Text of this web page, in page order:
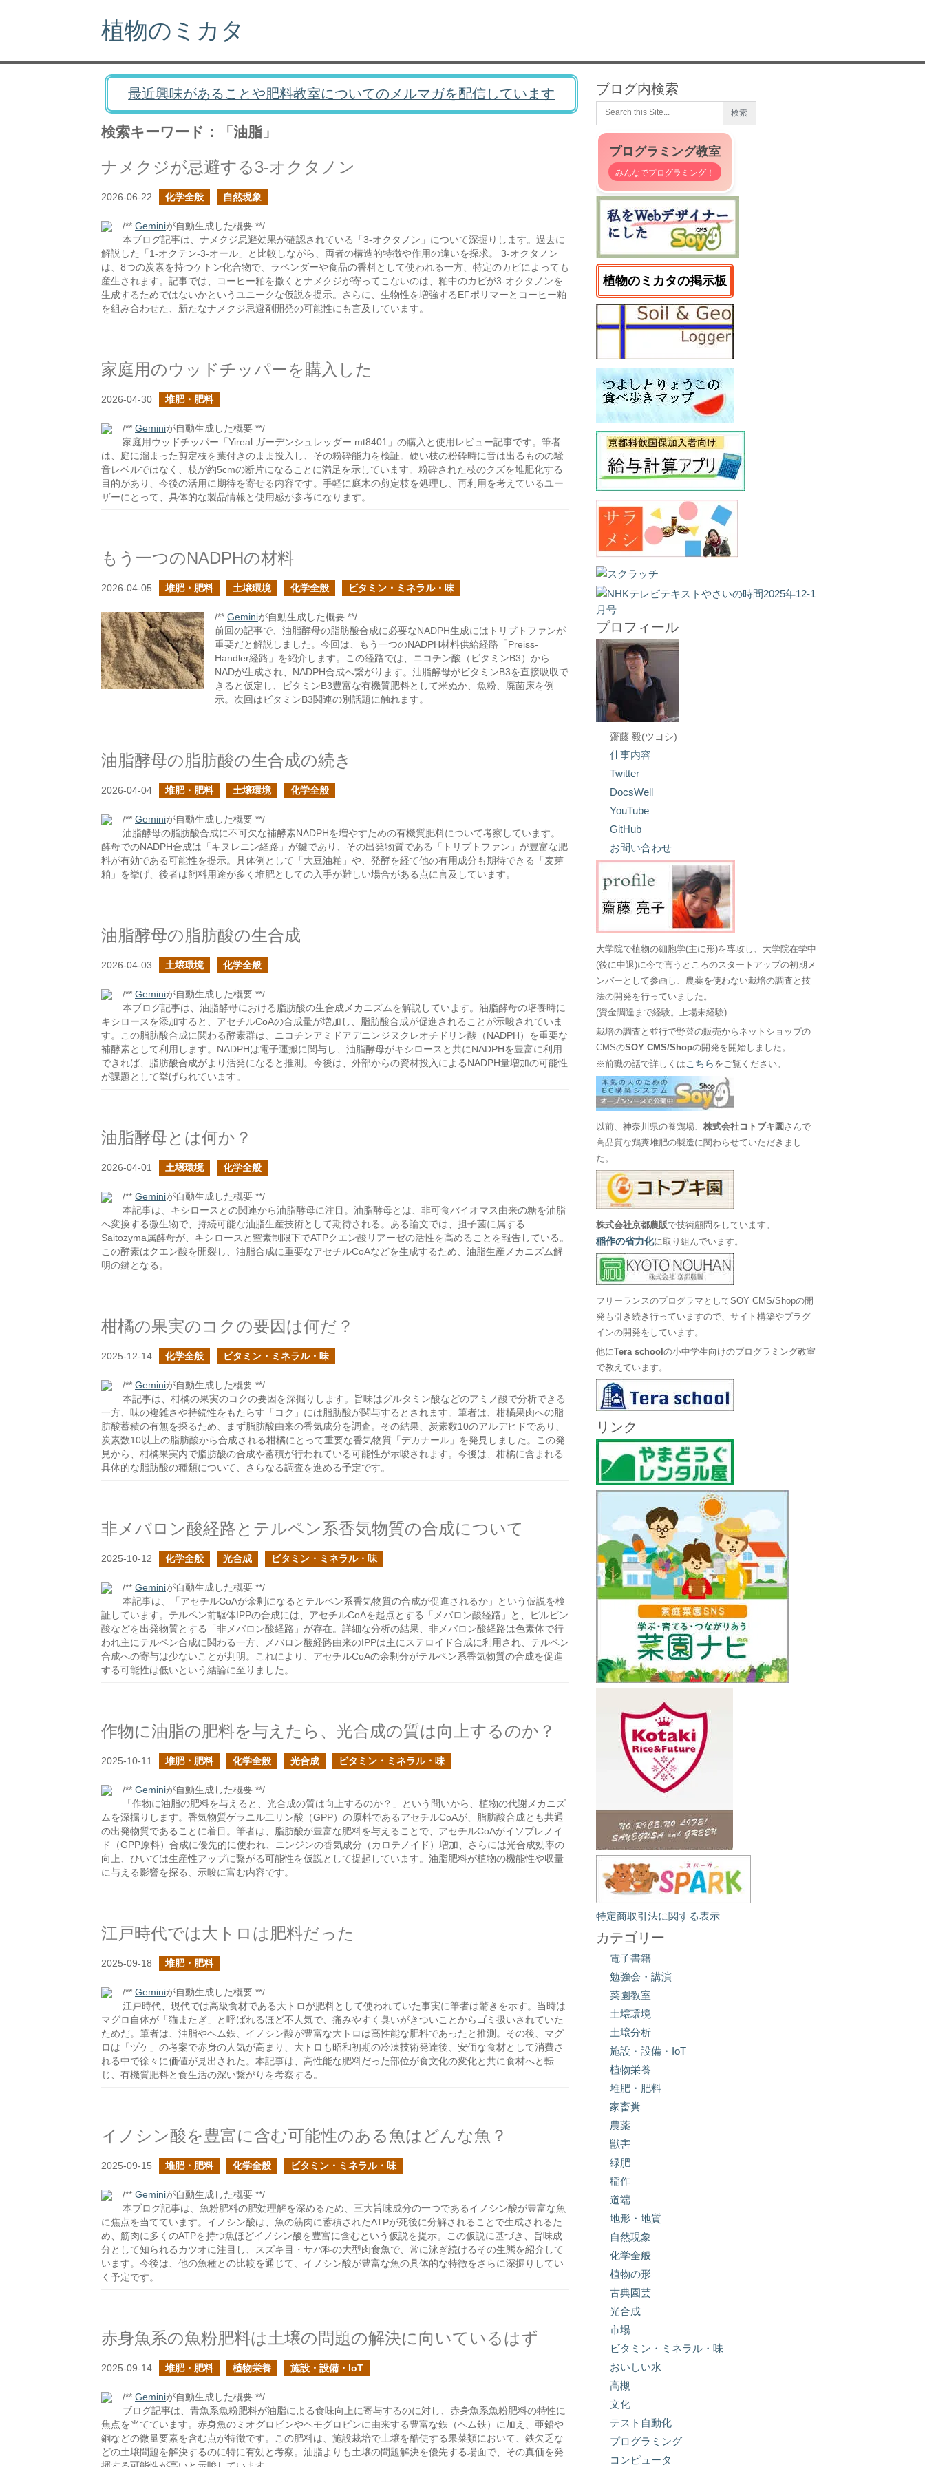
植物のミカタ
最近興味があることや肥料教室についてのメルマガを配信しています
検索キーワード：「油脂」
ナメクジが忌避する3-オクタノン
2026-06-22 化学全般 自然現象
/** Geminiが自動生成した概要 **/
本ブログ記事は、ナメクジ忌避効果が確認されている「3-オクタノン」について深掘りします。過去に
解説した「1-オクテン-3-オール」と比較しながら、両者の構造的特徴や作用の違いを探求。 3-オクタノン
は、8つの炭素を持つケトン化合物で、ラベンダーや食品の香料として使われる一方、特定のカビによっても
産生されます。記事では、コーヒー粕を撒くとナメクジが寄ってこないのは、粕中のカビが3-オクタノンを
生成するためではないかというユニークな仮説を提示。さらに、生物性を増強するEFポリマーとコーヒー粕
を組み合わせた、新たなナメクジ忌避剤開発の可能性にも言及しています。
家庭用のウッドチッパーを購入した
2026-04-30 堆肥・肥料
/** Geminiが自動生成した概要 **/
家庭用ウッドチッパー「Yireal ガーデンシュレッダー mt8401」の購入と使用レビュー記事です。筆者
は、庭に溜まった剪定枝を葉付きのまま投入し、その粉砕能力を検証。硬い枝の粉砕時に音は出るものの騒
音レベルではなく、枝が約5cmの断片になることに満足を示しています。粉砕された枝のクズを堆肥化する
目的があり、今後の活用に期待を寄せる内容です。手軽に庭木の剪定枝を処理し、再利用を考えているユー
ザーにとって、具体的な製品情報と使用感が参考になります。
もう一つのNADPHの材料
2026-04-05 堆肥・肥料 土壌環境 化学全般 ビタミン・ミネラル・味
/** Geminiが自動生成した概要 **/
前回の記事で、油脂酵母の脂肪酸合成に必要なNADPH生成にはトリプトファンが
重要だと解説しました。今回は、もう一つのNADPH材料供給経路「Preiss-
Handler経路」を紹介します。この経路では、ニコチン酸（ビタミンB3）から
NADが生成され、NADPH合成へ繋がります。油脂酵母がビタミンB3を直接吸収で
きると仮定し、ビタミンB3豊富な有機質肥料として米ぬか、魚粉、廃菌床を例
示。次回はビタミンB3関連の別話題に触れます。
油脂酵母の脂肪酸の生合成の続き
2026-04-04 堆肥・肥料 土壌環境 化学全般
/** Geminiが自動生成した概要 **/
油脂酵母の脂肪酸合成に不可欠な補酵素NADPHを増やすための有機質肥料について考察しています。
酵母でのNADPH合成は「キヌレニン経路」が鍵であり、その出発物質である「トリプトファン」が豊富な肥
料が有効である可能性を提示。具体例として「大豆油粕」や、発酵を経て他の有用成分も期待できる「麦芽
粕」を挙げ、後者は飼料用途が多く堆肥としての入手が難しい場合がある点に言及しています。
油脂酵母の脂肪酸の生合成
2026-04-03 土壌環境 化学全般
/** Geminiが自動生成した概要 **/
本ブログ記事は、油脂酵母における脂肪酸の生合成メカニズムを解説しています。油脂酵母の培養時に
キシロースを添加すると、アセチルCoAの合成量が増加し、脂肪酸合成が促進されることが示唆されていま
す。この脂肪酸合成に関わる酵素群は、ニコチンアミドアデニンジヌクレオチドリン酸（NADPH）を重要な
補酵素として利用します。NADPHは電子運搬に関与し、油脂酵母がキシロースと共にNADPHを豊富に利用
できれば、脂肪酸合成がより活発になると推測。今後は、外部からの資材投入によるNADPH量増加の可能性
が課題として挙げられています。
油脂酵母とは何か？
2026-04-01 土壌環境 化学全般
/** Geminiが自動生成した概要 **/
本記事は、キシロースとの関連から油脂酵母に注目。油脂酵母とは、非可食バイオマス由来の糖を油脂
へ変換する微生物で、持続可能な油脂生産技術として期待される。ある論文では、担子菌に属する
Saitozyma属酵母が、キシロースと窒素制限下でATPクエン酸リアーゼの活性を高めることを報告している。
この酵素はクエン酸を開裂し、油脂合成に重要なアセチルCoAなどを生成するため、油脂生産メカニズム解
明の鍵となる。
柑橘の果実のコクの要因は何だ？
2025-12-14 化学全般 ビタミン・ミネラル・味
/** Geminiが自動生成した概要 **/
本記事は、柑橘の果実のコクの要因を深掘りします。旨味はグルタミン酸などのアミノ酸で分析できる
一方、味の複雑さや持続性をもたらす「コク」には脂肪酸が関与するとされます。筆者は、柑橘果肉への脂
肪酸蓄積の有無を探るため、まず脂肪酸由来の香気成分を調査。その結果、炭素数10のアルデヒドであり、
炭素数10以上の脂肪酸から合成される柑橘にとって重要な香気物質「デカナール」を発見しました。この発
見から、柑橘果実内で脂肪酸の合成や蓄積が行われている可能性が示唆されます。今後は、柑橘に含まれる
具体的な脂肪酸の種類について、さらなる調査を進める予定です。
非メバロン酸経路とテルペン系香気物質の合成について
2025-10-12 化学全般 光合成 ビタミン・ミネラル・味
/** Geminiが自動生成した概要 **/
本記事は、「アセチルCoAが余剰になるとテルペン系香気物質の合成が促進されるか」という仮説を検
証しています。テルペン前駆体IPPの合成には、アセチルCoAを起点とする「メバロン酸経路」と、ピルビン
酸などを出発物質とする「非メバロン酸経路」が存在。詳細な分析の結果、非メバロン酸経路は色素体で行
われ主にテルペン合成に関わる一方、メバロン酸経路由来のIPPは主にステロイド合成に利用され、テルペン
合成への寄与は少ないことが判明。これにより、アセチルCoAの余剰分がテルペン系香気物質の合成を促進
する可能性は低いという結論に至りました。
作物に油脂の肥料を与えたら、光合成の質は向上するのか？
2025-10-11 堆肥・肥料 化学全般 光合成 ビタミン・ミネラル・味
/** Geminiが自動生成した概要 **/
「作物に油脂の肥料を与えると、光合成の質は向上するのか？」という問いから、植物の代謝メカニズ
ムを深掘りします。香気物質ゲラニル二リン酸（GPP）の原料であるアセチルCoAが、脂肪酸合成とも共通
の出発物質であることに着目。筆者は、脂肪酸が豊富な肥料を与えることで、アセチルCoAがイソプレノイ
ド（GPP原料）合成に優先的に使われ、ニンジンの香気成分（カロテノイド）増加、さらには光合成効率の
向上、ひいては生産性アップに繋がる可能性を仮説として提起しています。油脂肥料が植物の機能性や収量
に与える影響を探る、示唆に富む内容です。
江戸時代では大トロは肥料だった
2025-09-18 堆肥・肥料
/** Geminiが自動生成した概要 **/
江戸時代、現代では高級食材である大トロが肥料として使われていた事実に筆者は驚きを示す。当時は
マグロ自体が「猫またぎ」と呼ばれるほど不人気で、痛みやすく臭いがきついことからゴミ扱いされていた
ためだ。筆者は、油脂やヘム鉄、イノシン酸が豊富な大トロは高性能な肥料であったと推測。その後、マグ
ロは「ヅケ」の考案で赤身の人気が高まり、大トロも昭和初期の冷凍技術発達後、安価な食材として消費さ
れる中で徐々に価値が見出された。本記事は、高性能な肥料だった部位が食文化の変化と共に食材へと転
じ、有機質肥料と食生活の深い繋がりを考察する。
イノシン酸を豊富に含む可能性のある魚はどんな魚？
2025-09-15 堆肥・肥料 化学全般 ビタミン・ミネラル・味
/** Geminiが自動生成した概要 **/
本ブログ記事は、魚粉肥料の肥効理解を深めるため、三大旨味成分の一つであるイノシン酸が豊富な魚
に焦点を当てています。イノシン酸は、魚の筋肉に蓄積されたATPが死後に分解されることで生成されるた
め、筋肉に多くのATPを持つ魚ほどイノシン酸を豊富に含むという仮説を提示。この仮説に基づき、旨味成
分として知られるカツオに注目し、スズキ目・サバ科の大型肉食魚で、常に泳ぎ続けるその生態を紹介して
います。今後は、他の魚種との比較を通じて、イノシン酸が豊富な魚の具体的な特徴をさらに深掘りしてい
く予定です。
赤身魚系の魚粉肥料は土壌の問題の解決に向いているはず
2025-09-14 堆肥・肥料 植物栄養 施設・設備・IoT
/** Geminiが自動生成した概要 **/
ブログ記事は、青魚系魚粉肥料が油脂による食味向上に寄与するのに対し、赤身魚系魚粉肥料の特性に
焦点を当てています。赤身魚のミオグロビンやヘモグロビンに由来する豊富な鉄（ヘム鉄）に加え、亜鉛や
銅などの微量要素を含む点が特徴です。この肥料は、施設栽培で土壌を酷使する果菜類において、鉄欠乏な
どの土壌問題を解決するのに特に有効と考察。油脂よりも土壌の問題解決を優先する場面で、その真価を発
ブログ内検索
プログラミング教室
みんなでプログラミング！
植物のミカタの掲示板
プロフィール
齋藤 毅(ツヨシ)
仕事内容
Twitter
DocsWell
YouTube
GitHub
お問い合わせ
大学院で植物の細胞学(主に形)を専攻し、大学院在学中
(後に中退)に今で言うところのスタートアップの初期メ
ンバーとして参画し、農薬を使わない栽培の調査と技
法の開発を行っていました。
(資金調達まで経験。上場未経験)
栽培の調査と並行で野菜の販売からネットショップの
CMSのSOY CMS/Shopの開発を開始しました。
※前職の話で詳しくは こちら をご覧ください。
以前、神奈川県の養鶏場、株式会社コトブキ園 さんで
高品質な鶏糞堆肥の製造に関わらせていただきまし
た。
株式会社京都農販で技術顧問をしています。
稲作の省力化に取り組んでいます。
フリーランスのプログラマとしてSOY CMS/Shopの開
発も引き続き行っていますので、サイト構築やプラグ
インの開発をしています。
他にTera schoolの小中学生向けのプログラミング教室
で教えています。
リンク
特定商取引法に関する表示
カテゴリー
電子書籍
勉強会・講演
菜園教室
土壌環境
土壌分析
施設・設備・IoT
植物栄養
堆肥・肥料
家畜糞
農薬
獣害
緑肥
稲作
道端
地形・地質
自然現象
化学全般
植物の形
古典園芸
光合成
市場
ビタミン・ミネラル・味
おいしい水
高槻
文化
テスト自動化
プログラミング
コンピュータ